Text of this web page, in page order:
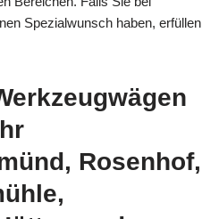
Spezialwunsch haben, erfüllen
Rosenhof,